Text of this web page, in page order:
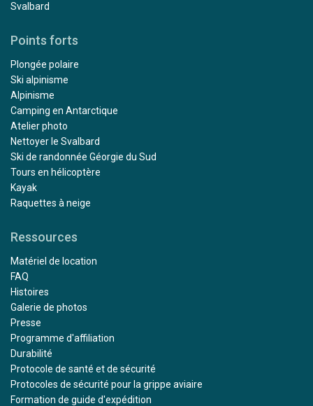
Svalbard
Points forts
Plongée polaire
Ski alpinisme
Alpinisme
Camping en Antarctique
Atelier photo
Nettoyer le Svalbard
Ski de randonnée Géorgie du Sud
Tours en hélicoptère
Kayak
Raquettes à neige
Ressources
Matériel de location
FAQ
Histoires
Galerie de photos
Presse
Programme d'affiliation
Durabilité
Protocole de santé et de sécurité
Protocoles de sécurité pour la grippe aviaire
Formation de guide d'expédition